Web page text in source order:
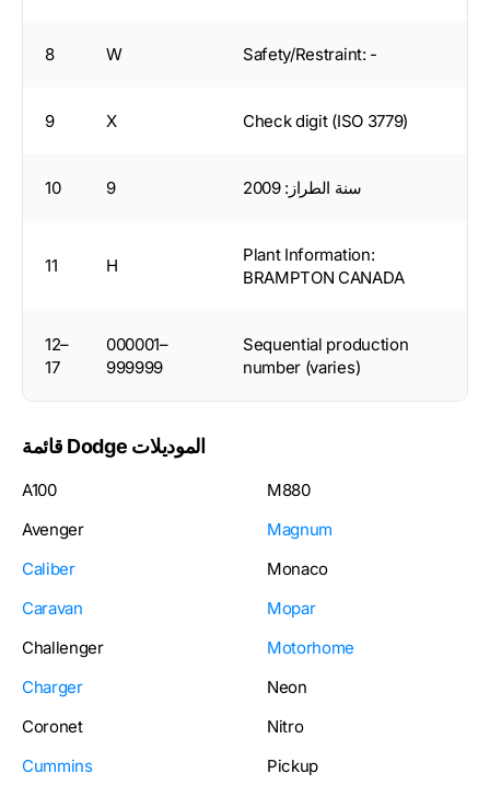
8 W Safety/Restraint: -
9 X Check digit (ISO 3779)
10 9 سنة الطراز: 2009
11 H
Plant Information:
BRAMPTON CANADA
12–
17
000001–
999999
Sequential production
number (varies)
قائمة Dodge الموديلات
A100
Avenger
Caliber
Caravan
Challenger
Charger
Coronet
Cummins
M880
Magnum
Monaco
Mopar
Motorhome
Neon
Nitro
Pickup